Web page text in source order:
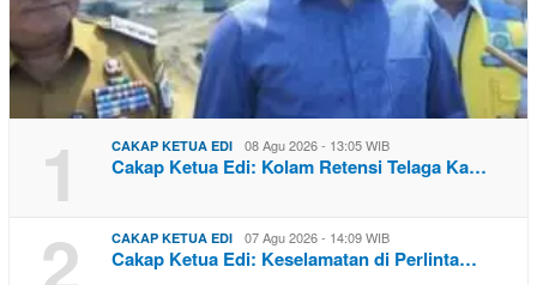
1 CAKAP KETUA EDI 08 Agu 2026 - 13:05 WIB
Cakap Ketua Edi: Kolam Retensi Telaga Ka…
2 CAKAP KETUA EDI 07 Agu 2026 - 14:09 WIB
Cakap Ketua Edi: Keselamatan di Perlinta…